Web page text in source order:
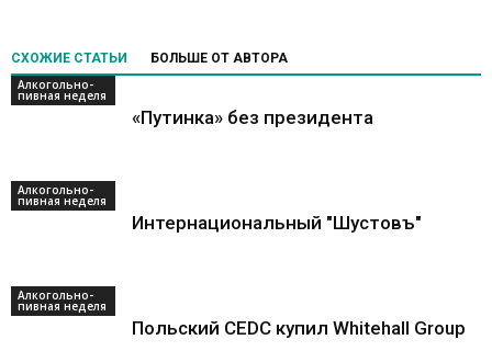
СХОЖИЕ СТАТЬИ
БОЛЬШЕ ОТ АВТОРА
Алкогольно-
пивная неделя
«Путинка» без президента
Алкогольно-
пивная неделя
Интернациональный "Шустовъ"
Алкогольно-
пивная неделя
Польский CEDC купил Whitehall Group